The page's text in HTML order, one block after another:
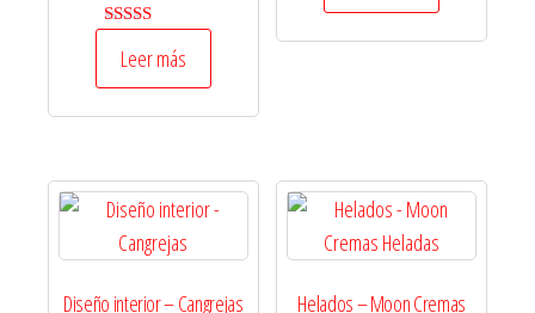
5.00
Leer más
Diseño interior – Cangrejas Helados – Moon Cremas